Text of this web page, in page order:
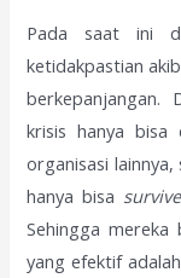
Pada saat ini
ketidakpastian
berkepanjangan.
krisis hanya bisa
organisasi
hanya bisa
Sehingga mereka
yang efektif